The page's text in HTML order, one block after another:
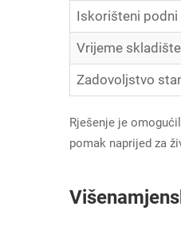
Iskorišteni
Vrijeme
Zadovoljstvo
Rješenje je
pomak naprijed za